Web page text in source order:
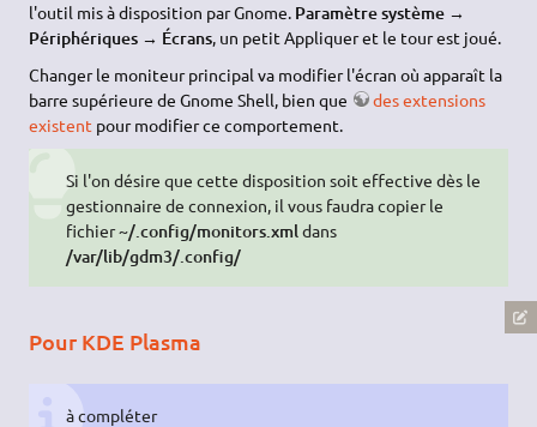
l'outil mis à disposition par Gnome. Paramètre système →
Périphériques → Écrans, un petit Appliquer et le tour est joué.
Changer le moniteur principal va modifier l'écran où apparaît la
barre supérieure de Gnome Shell, bien que
des extensions
existent pour modifier ce comportement.
Si l'on désire que cette disposition soit effective dès le
gestionnaire de connexion, il vous faudra copier le
fichier~/.config/monitors.xml dans
/var/lib/gdm3/.config/
Pour KDE Plasma
à compléter